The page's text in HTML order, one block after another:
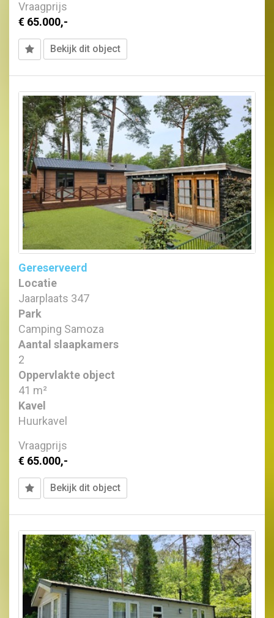
Vraagprijs
€ 65.000,-
Bekijk dit object
Gereserveerd
Locatie
Jaarplaats 347
Park
Camping Samoza
Aantal slaapkamers
2
Oppervlakte object
41 m²
Kavel
Huurkavel
Vraagprijs
€ 65.000,-
Bekijk dit object